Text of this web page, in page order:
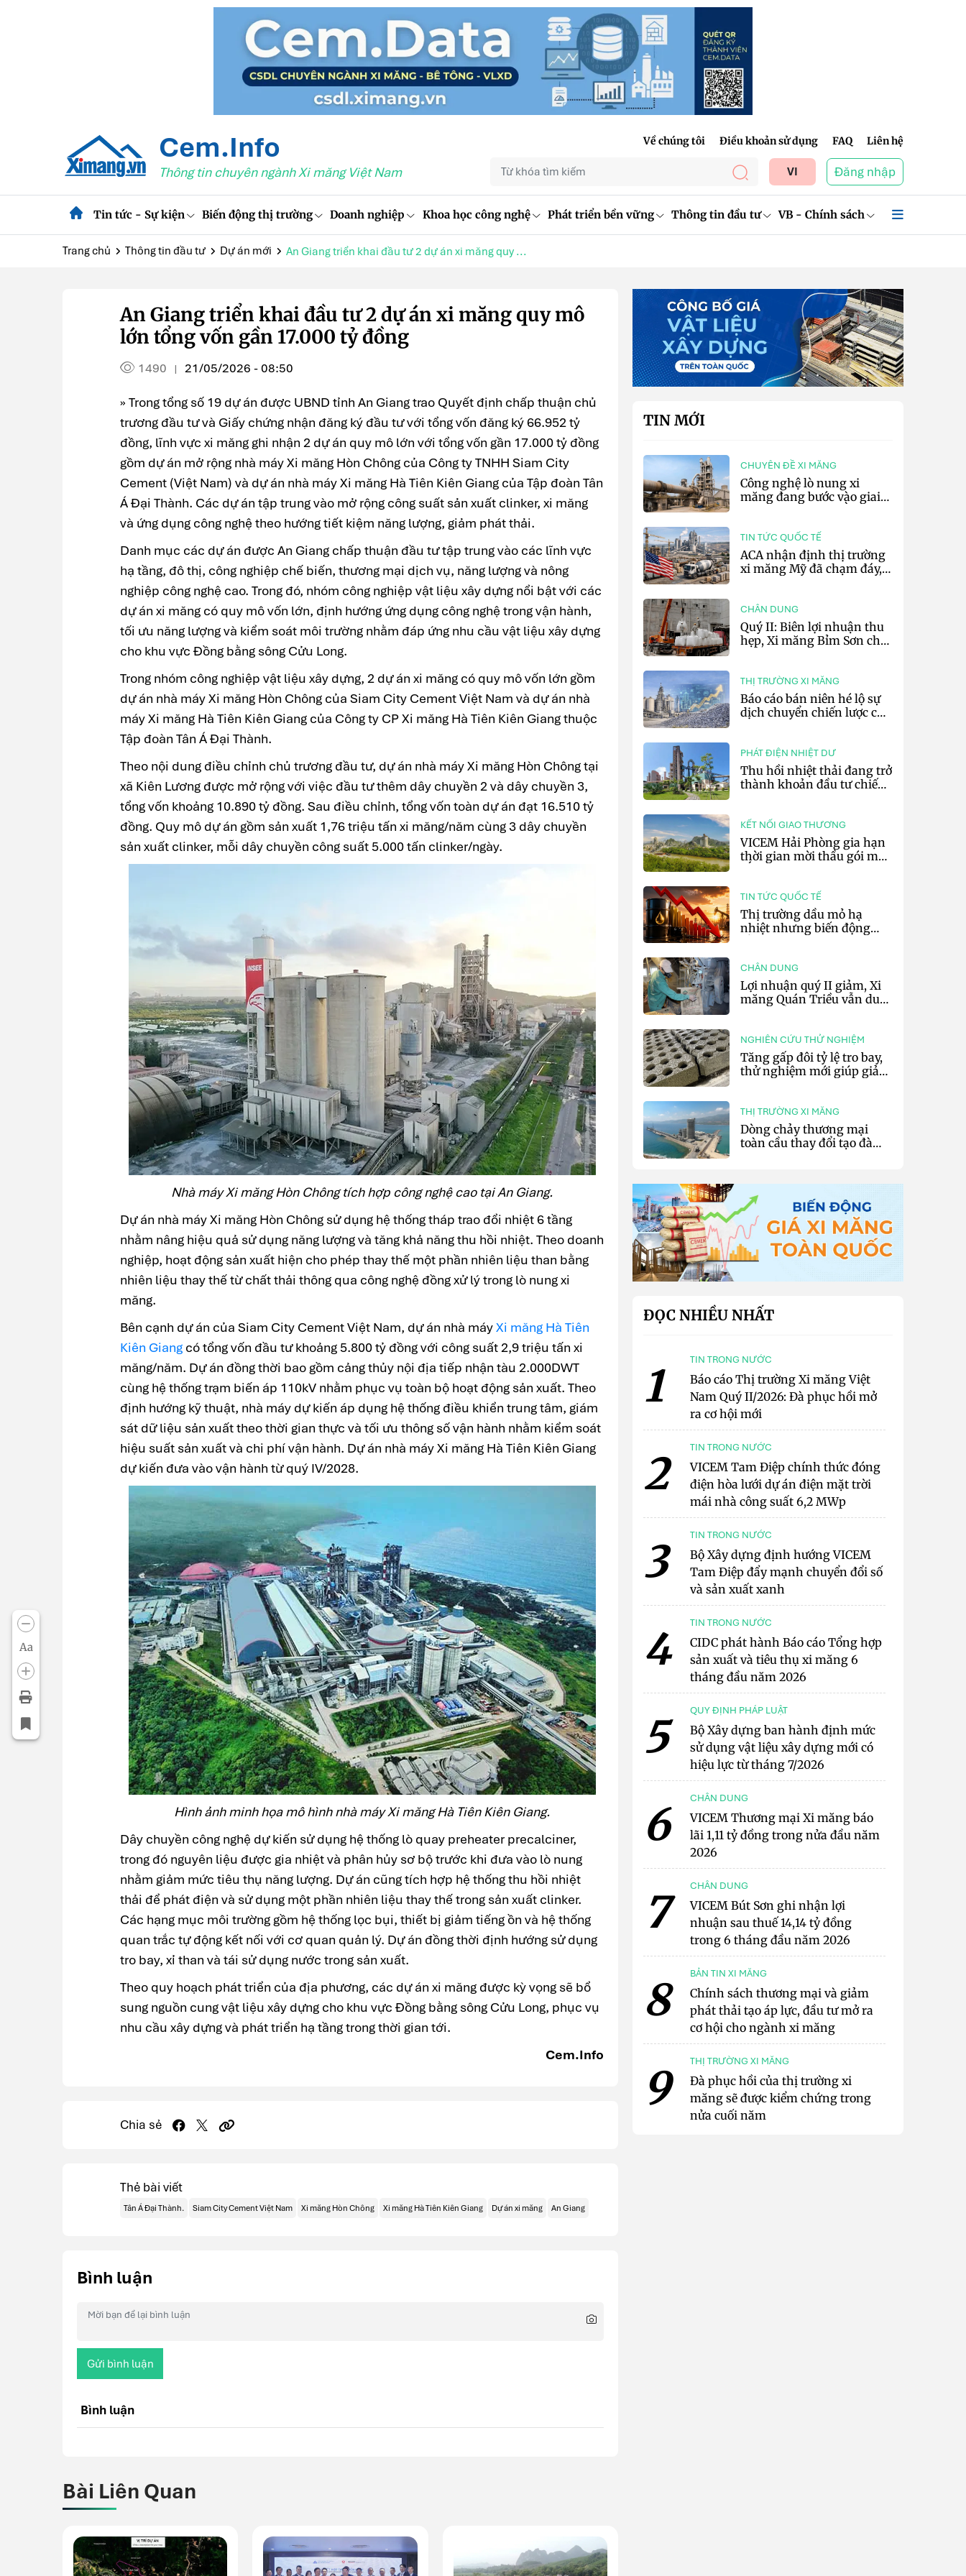
Cem.Info
Thông tin chuyên ngành Xi măng Việt Nam
Về chúng tôi Điều khoản sử dụng FAQ Liên hệ
VI Đăng nhập
Tin tức - Sự kiện Biến động thị trường Doanh nghiệp Khoa học công nghệ Phát triển bền vững Thông tin đầu tư VB - Chính sách
Trang chủ Thông tin đầu tư Dự án mới An Giang triển khai đầu tư 2 dự án xi măng quy ...
Aa
An Giang triển khai đầu tư 2 dự án xi măng quy mô
lớn tổng vốn gần 17.000 tỷ đồng
1490 | 21/05/2026 - 08:50
» Trong tổng số 19 dự án được UBND tỉnh An Giang trao Quyết định chấp thuận chủ
trương đầu tư và Giấy chứng nhận đăng ký đầu tư với tổng vốn đăng ký 66.952 tỷ
đồng, lĩnh vực xi măng ghi nhận 2 dự án quy mô lớn với tổng vốn gần 17.000 tỷ đồng
gồm dự án mở rộng nhà máy Xi măng Hòn Chông của Công ty TNHH Siam City
Cement (Việt Nam) và dự án nhà máy Xi măng Hà Tiên Kiên Giang của Tập đoàn Tân
Á Đại Thành. Các dự án tập trung vào mở rộng công suất sản xuất clinker, xi măng
và ứng dụng công nghệ theo hướng tiết kiệm năng lượng, giảm phát thải.
Danh mục các dự án được An Giang chấp thuận đầu tư tập trung vào các lĩnh vực
hạ tầng, đô thị, công nghiệp chế biến, thương mại dịch vụ, năng lượng và nông
nghiệp công nghệ cao. Trong đó, nhóm công nghiệp vật liệu xây dựng nổi bật với các
dự án xi măng có quy mô vốn lớn, định hướng ứng dụng công nghệ trong vận hành,
tối ưu năng lượng và kiểm soát môi trường nhằm đáp ứng nhu cầu vật liệu xây dựng
cho khu vực Đồng bằng sông Cửu Long.
Trong nhóm công nghiệp vật liệu xây dựng, 2 dự án xi măng có quy mô vốn lớn gồm
dự án nhà máy Xi măng Hòn Chông của Siam City Cement Việt Nam và dự án nhà
máy Xi măng Hà Tiên Kiên Giang của Công ty CP Xi măng Hà Tiên Kiên Giang thuộc
Tập đoàn Tân Á Đại Thành.
Theo nội dung điều chỉnh chủ trương đầu tư, dự án nhà máy Xi măng Hòn Chông tại
xã Kiên Lương được mở rộng với việc đầu tư thêm dây chuyền 2 và dây chuyền 3,
tổng vốn khoảng 10.890 tỷ đồng. Sau điều chỉnh, tổng vốn toàn dự án đạt 16.510 tỷ
đồng. Quy mô dự án gồm sản xuất 1,76 triệu tấn xi măng/năm cùng 3 dây chuyền
sản xuất clinker, mỗi dây chuyền công suất 5.000 tấn clinker/ngày.
Nhà máy Xi măng Hòn Chông tích hợp công nghệ cao tại An Giang.
Dự án nhà máy Xi măng Hòn Chông sử dụng hệ thống tháp trao đổi nhiệt 6 tầng
nhằm nâng hiệu quả sử dụng năng lượng và tăng khả năng thu hồi nhiệt. Theo doanh
nghiệp, hoạt động sản xuất hiện cho phép thay thế một phần nhiên liệu than bằng
nhiên liệu thay thế từ chất thải thông qua công nghệ đồng xử lý trong lò nung xi
măng.
Bên cạnh dự án của Siam City Cement Việt Nam, dự án nhà máyXi măng Hà Tiên
Kiên Giang có tổng vốn đầu tư khoảng 5.800 tỷ đồng với công suất 2,9 triệu tấn xi
măng/năm. Dự án đồng thời bao gồm cảng thủy nội địa tiếp nhận tàu 2.000DWT
cùng hệ thống trạm biến áp 110kV nhằm phục vụ toàn bộ hoạt động sản xuất. Theo
định hướng kỹ thuật, nhà máy dự kiến áp dụng hệ thống điều khiển trung tâm, giám
sát dữ liệu sản xuất theo thời gian thực và tối ưu thông số vận hành nhằm kiểm soát
hiệu suất sản xuất và chi phí vận hành. Dự án nhà máy Xi măng Hà Tiên Kiên Giang
dự kiến đưa vào vận hành từ quý IV/2028.
Hình ảnh minh họa mô hình nhà máy Xi măng Hà Tiên Kiên Giang.
Dây chuyền công nghệ dự kiến sử dụng hệ thống lò quay preheater precalciner,
trong đó nguyên liệu được gia nhiệt và phân hủy sơ bộ trước khi đưa vào lò nung
nhằm giảm mức tiêu thụ năng lượng. Dự án cũng tích hợp hệ thống thu hồi nhiệt
thải để phát điện và sử dụng một phần nhiên liệu thay thế trong sản xuất clinker.
Các hạng mục môi trường gồm hệ thống lọc bụi, thiết bị giảm tiếng ồn và hệ thống
quan trắc tự động kết nối với cơ quan quản lý. Dự án đồng thời định hướng sử dụng
tro bay, xỉ than và tái sử dụng nước trong sản xuất.
Theo quy hoạch phát triển của địa phương, các dự án xi măng được kỳ vọng sẽ bổ
sung nguồn cung vật liệu xây dựng cho khu vực Đồng bằng sông Cửu Long, phục vụ
nhu cầu xây dựng và phát triển hạ tầng trong thời gian tới.
Cem.Info
Chia sẻ
Thẻ bài viết
Tân Á Đại Thành. Siam City Cement Việt Nam Xi măng Hòn Chông Xi măng Hà Tiên Kiên Giang Dự án xi măng An Giang
Bình luận
Gửi bình luận
Bình luận
Bài Liên Quan
TIN MỚI
CHUYÊN ĐỀ XI MĂNG
Công nghệ lò nung xi
măng đang bước vào giai
TIN TỨC QUỐC TẾ
ACA nhận định thị trường
xi măng Mỹ đã chạm đáy,
CHÂN DUNG
Quý II: Biên lợi nhuận thu
hẹp, Xi măng Bỉm Sơn chỉ
THỊ TRƯỜNG XI MĂNG
Báo cáo bán niên hé lộ sự
dịch chuyển chiến lược của
PHÁT ĐIỆN NHIỆT DƯ
Thu hồi nhiệt thải đang trở
thành khoản đầu tư chiến
KẾT NỐI GIAO THƯƠNG
VICEM Hải Phòng gia hạn
thời gian mời thầu gói mua
TIN TỨC QUỐC TẾ
Thị trường dầu mỏ hạ
nhiệt nhưng biến động
CHÂN DUNG
Lợi nhuận quý II giảm, Xi
măng Quán Triều vẫn duy
NGHIÊN CỨU THỬ NGHIỆM
Tăng gấp đôi tỷ lệ tro bay,
thử nghiệm mới giúp giảm
THỊ TRƯỜNG XI MĂNG
Dòng chảy thương mại
toàn cầu thay đổi tạo đà
ĐỌC NHIỀU NHẤT
1 TIN TRONG NƯỚC
Báo cáo Thị trường Xi măng Việt
Nam Quý II/2026: Đà phục hồi mở
ra cơ hội mới
2 TIN TRONG NƯỚC
VICEM Tam Điệp chính thức đóng
điện hòa lưới dự án điện mặt trời
mái nhà công suất 6,2 MWp
3 TIN TRONG NƯỚC
Bộ Xây dựng định hướng VICEM
Tam Điệp đẩy mạnh chuyển đổi số
và sản xuất xanh
4 TIN TRONG NƯỚC
CIDC phát hành Báo cáo Tổng hợp
sản xuất và tiêu thụ xi măng 6
tháng đầu năm 2026
5 QUY ĐỊNH PHÁP LUẬT
Bộ Xây dựng ban hành định mức
sử dụng vật liệu xây dựng mới có
hiệu lực từ tháng 7/2026
6 CHÂN DUNG
VICEM Thương mại Xi măng báo
lãi 1,11 tỷ đồng trong nửa đầu năm
2026
7 CHÂN DUNG
VICEM Bút Sơn ghi nhận lợi
nhuận sau thuế 14,14 tỷ đồng
trong 6 tháng đầu năm 2026
8 BẢN TIN XI MĂNG
Chính sách thương mại và giảm
phát thải tạo áp lực, đầu tư mở ra
cơ hội cho ngành xi măng
9 THỊ TRƯỜNG XI MĂNG
Đà phục hồi của thị trường xi
măng sẽ được kiểm chứng trong
nửa cuối năm